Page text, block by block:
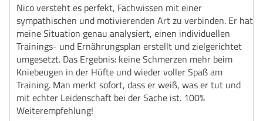
Nico versteht es perfekt, Fachwissen mit einer
sympathischen und motivierenden Art zu verbinden. Er hat
meine Situation genau analysiert, einen individuellen
Trainings- und Ernährungsplan erstellt und zielgerichtet
umgesetzt. Das Ergebnis: keine Schmerzen mehr beim
Kniebeugen in der Hüfte und wieder voller Spaß am
Training. Man merkt sofort, dass er weiß, was er tut und
mit echter Leidenschaft bei der Sache ist. 100%
Weiterempfehlung!